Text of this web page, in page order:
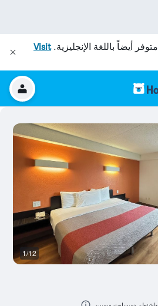
متوفر أيضاً باللغة الإنجليزية.Visit
1/12